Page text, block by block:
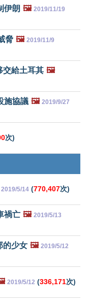
伊朗 🖼️ 2019/11/19
脅 🖼️ 2019/11/9
交給土耳其 🖼️
施協議 🖼️ 2019/9/27
次)
2019/5/14 (770,407次)
禍亡 🖼️ 2019/5/13
的少女 🖼️ 2019/5/12
2019/5/12 (336,171次)